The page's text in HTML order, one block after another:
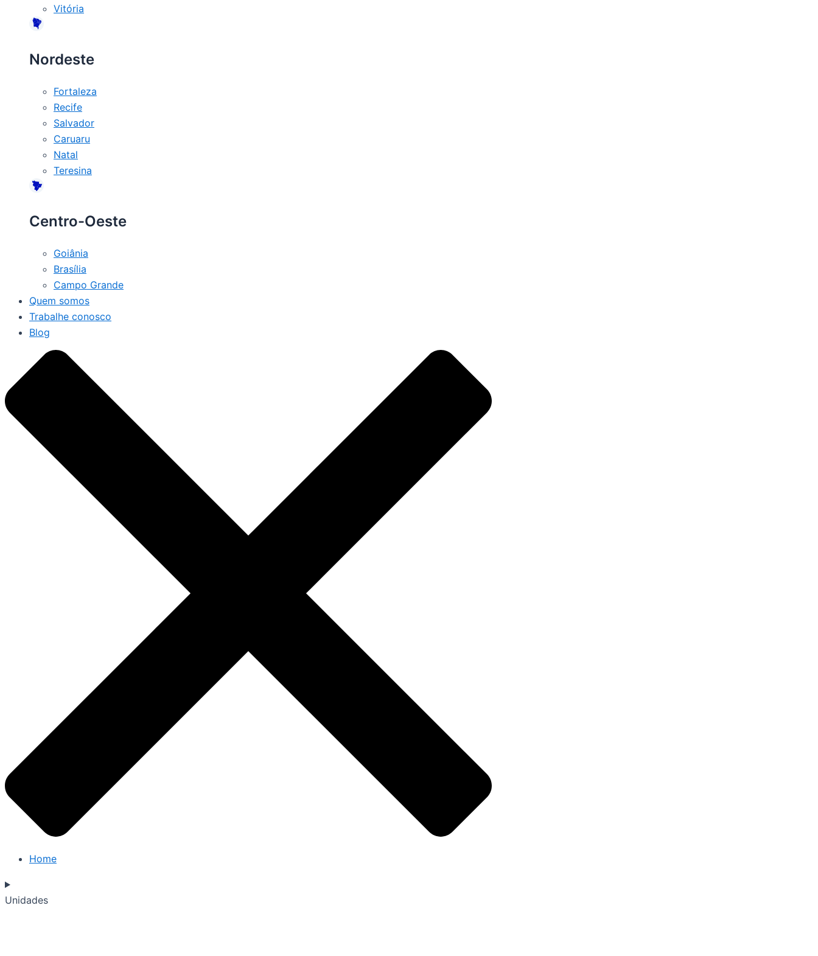
Vitória
Nordeste
Fortaleza
Recife
Salvador
Caruaru
Natal
Teresina
Centro-Oeste
Goiânia
Brasília
Campo Grande
Quem somos
Trabalhe conosco
Blog
Home
Unidades